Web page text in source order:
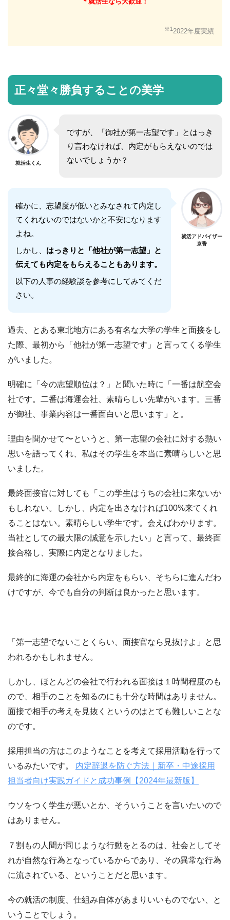
※12022年度実績
正々堂々勝負することの美学
就活生くん
ですが、「御社が第一志望です」とはっき
り言わなければ、内定がもらえないのでは
ないでしょうか？
確かに、志望度が低いとみなされて内定し
てくれないのではないかと不安になります
よね。
しかし、 はっきりと「他社が第一志望」と
伝えても内定をもらえることもあります。
以下の人事の経験談を参考にしてみてくだ
さい。
就活アドバイザー
京香
過去、とある東北地方にある有名な大学の学生と面接をし
た際、最初から「他社が第一志望です」と言ってくる学生
がいました。
明確に「今の志望順位は？」と聞いた時に「一番は航空会
社です。二番は海運会社、素晴らしい先輩がいます。三番
が御社、事業内容は一番面白いと思います」と。
理由を聞かせて〜というと、第一志望の会社に対する熱い
思いを語ってくれ、私はその学生を本当に素晴らしいと思
いました。
最終面接官に対しても「この学生はうちの会社に来ないか
もしれない。しかし、内定を出さなければ100%来てくれ
ることはない。素晴らしい学生です。会えばわかります。
当社としての最大限の誠意を示したい」と言って、最終面
接合格し、実際に内定となりました。
最終的に海運の会社から内定をもらい、そちらに進んだわ
けですが、今でも自分の判断は良かったと思います。
「第一志望でないことくらい、面接官なら見抜けよ」と思
われるかもしれません。
しかし、ほとんどの会社で行われる面接は１時間程度のも
ので、相手のことを知るのにも十分な時間はありません。
面接で相手の考えを見抜くというのはとても難しいことな
のです。
採用担当の方はこのようなことを考えて採用活動を行って
いるみたいです。 内定辞退を防ぐ方法｜新卒・中途採用
担当者向け実践ガイドと成功事例【2024年最新版】
ウソをつく学生が悪いとか、そういうことを言いたいので
はありません。
７割もの人間が同じような行動をとるのは、社会としてそ
れが自然な行為となっているからであり、その異常な行為
に流されている、ということだと思います。
今の就活の制度、仕組み自体があまりいいものでない、と
いうことでしょう。